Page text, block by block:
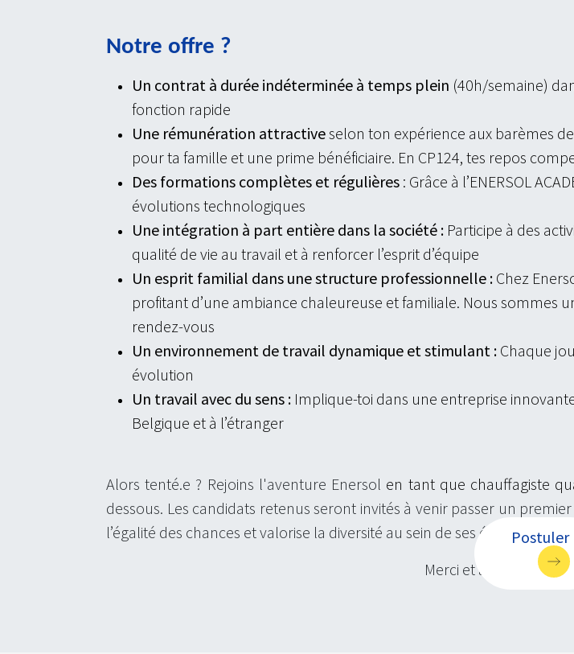
Notre offre ?
Un contrat à durée indéterminée à temps plein (40h/semaine)
fonction rapide
Une rémunération attractiveselon ton expérience aux barèmes
pour ta famille et une prime bénéficiaire. En CP124, tes repos
Des formations complètes et régulières : Grâce à l’ENERSOL
évolutions technologiques
Une intégration à part entière dans la société : Participe à des
qualité de vie au travail et à renforcer l’esprit d’équipe
Un esprit familial dans une structure professionnelle : Chez
profitant d’une ambiance chaleureuse et familiale. Nous
rendez-vous
Un environnement de travail dynamique et stimulant : Chaque
évolution
Un travail avec du sens : Implique-toi dans une entreprise
Belgique et à l’étranger
Alors tenté.e ? Rejoins l'aventure Enersol en tant que chauffagiste
dessous. Les candidats retenus seront invités à venir passer un
l’égalité des chances et valorise la diversité au sein de ses équipes.
Merci et au plaisir de
Postuler